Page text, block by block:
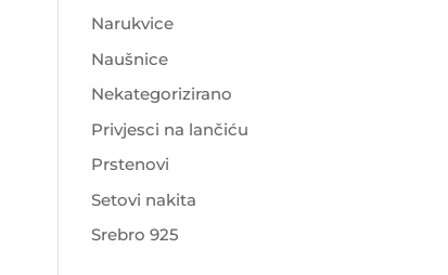
Narukvice
Naušnice
Nekategorizirano
Privjesci na lančiću
Prstenovi
Setovi nakita
Srebro 925